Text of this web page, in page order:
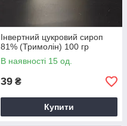
Інвертний цукровий сироп
81% (Тримолін) 100 гр
В наявності 15 од.
39 ₴
Купити